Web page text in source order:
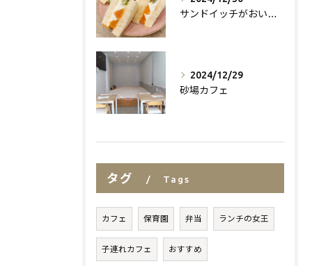
サンドイッチがおいしいお店
2024/12/29
砂場カフェ
タグ Tags
カフェ 保育園 弁当 ランチの女王
子連れカフェ おすすめ